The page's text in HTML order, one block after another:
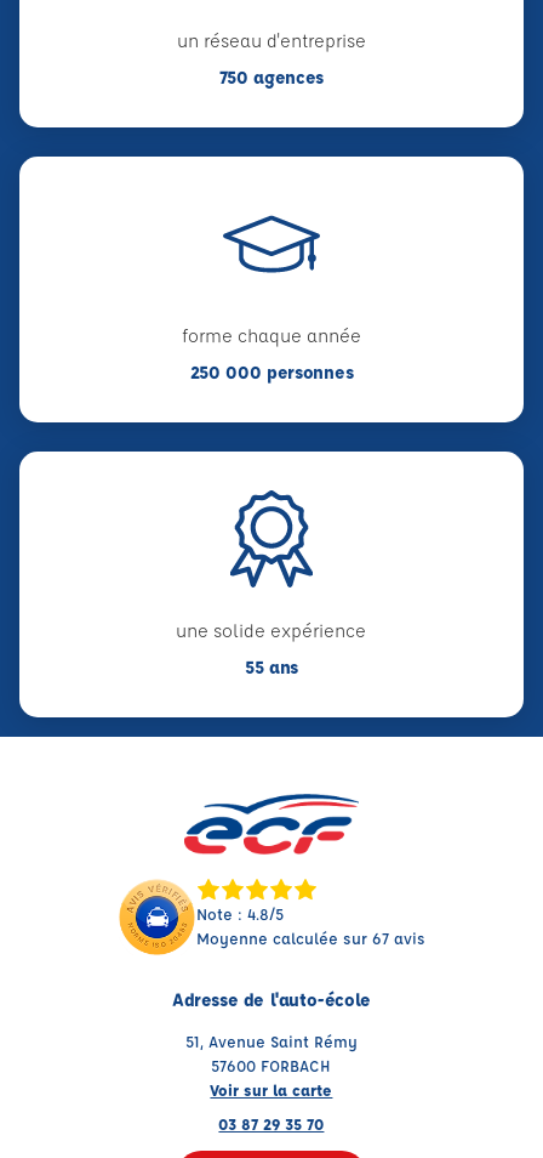
un réseau d'entreprise
750 agences
forme chaque année
250 000 personnes
une solide expérience
55 ans
Note : 4.8/5
Moyenne calculée sur 67 avis
Adresse de l'auto-école
51, Avenue Saint Rémy
57600 FORBACH
Voir sur la carte
03 87 29 35 70